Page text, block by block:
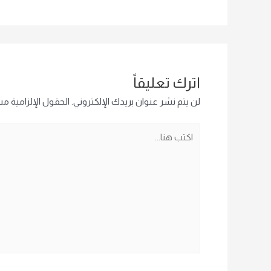
اترك تعليقاً
لن يتم نشر عنوان بريدك الإلكتروني. الحقول الإلزامية
هنا...